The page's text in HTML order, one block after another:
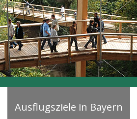
Ausflugsziele in Bayern